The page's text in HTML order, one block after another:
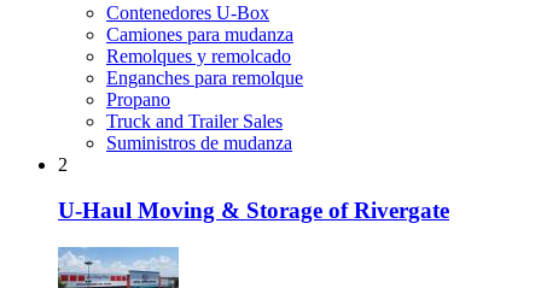
Contenedores U-Box
Camiones para mudanza
Remolques y remolcado
Enganches para remolque
Propano
Truck and Trailer Sales
Suministros de mudanza
2
U-Haul Moving & Storage of Rivergate